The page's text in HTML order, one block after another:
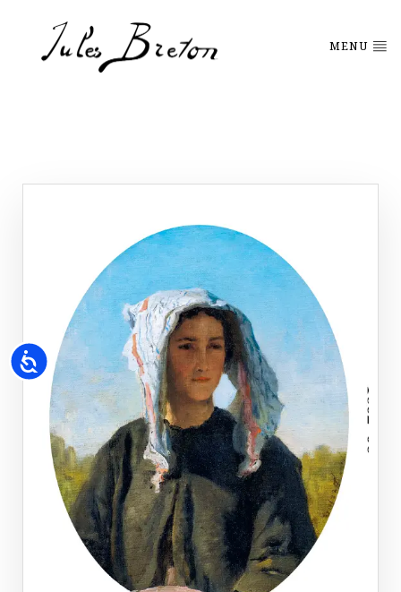
Accessibility
MENU